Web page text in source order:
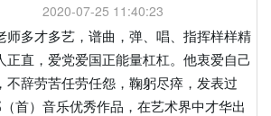
2020-07-25 11:40:23
师多才多艺，谱曲，弹、唱、指挥样样精
正直，爱党爱国正能量杠杠。他衷爱自己
不辞劳苦任劳任怨，鞠躬尽瘁，发表过
首）音乐优秀作品，在艺术界中才华出